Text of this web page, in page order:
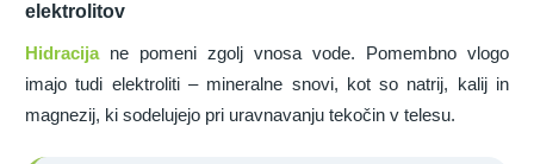
elektrolitov
Hidracijane pomeni zgolj vnosa vode. Pomembno vlogo
imajo tudi elektroliti – mineralne snovi, kot so natrij, kalij in
magnezij, ki sodelujejo pri uravnavanju tekočin v telesu.